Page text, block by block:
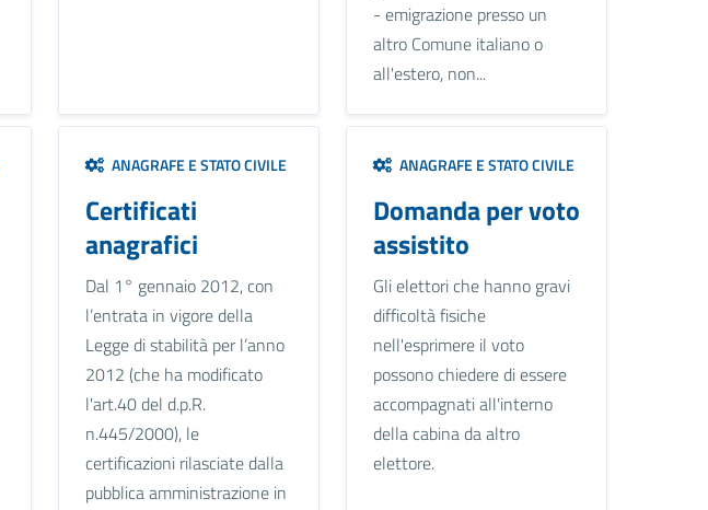
- emigrazione presso un
altro Comune italiano o
all'estero, non...
ANAGRAFE E STATO CIVILE
Certificati
anagrafici
Dal 1° gennaio 2012, con
l’entrata in vigore della
Legge di stabilità per l’anno
2012 (che ha modificato
l'art.40 del d.p.R.
n.445/2000), le
certificazioni rilasciate dalla
pubblica amministrazione in
ANAGRAFE E STATO CIVILE
Domanda per voto
assistito
Gli elettori che hanno gravi
difficoltà fisiche
nell'esprimere il voto
possono chiedere di essere
accompagnati all'interno
della cabina da altro
elettore.